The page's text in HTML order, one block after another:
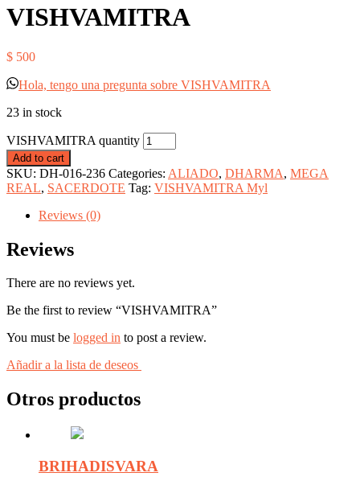
VISHVAMITRA
$ 500
Hola, tengo una pregunta sobre VISHVAMITRA
23 in stock
VISHVAMITRA quantity
Add to cart
SKU: DH-016-236 Categories: ALIADO, DHARMA, MEGA
REAL, SACERDOTE Tag: VISHVAMITRA Myl
Reviews (0)
Reviews
There are no reviews yet.
Be the first to review “VISHVAMITRA”
You must be logged in to post a review.
Añadir a la lista de deseos
Otros productos
BRIHADISVARA